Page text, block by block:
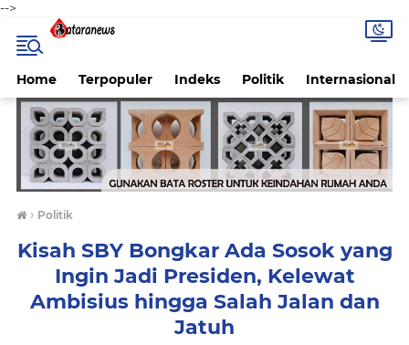
-->
Home Terpopuler Indeks Politik Internasional
› Politik
Kisah SBY Bongkar Ada Sosok yang
Ingin Jadi Presiden, Kelewat
Ambisius hingga Salah Jalan dan
Jatuh